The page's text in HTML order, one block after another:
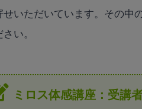
せいただいています。その中
さい。
ミロス体感講座：受講